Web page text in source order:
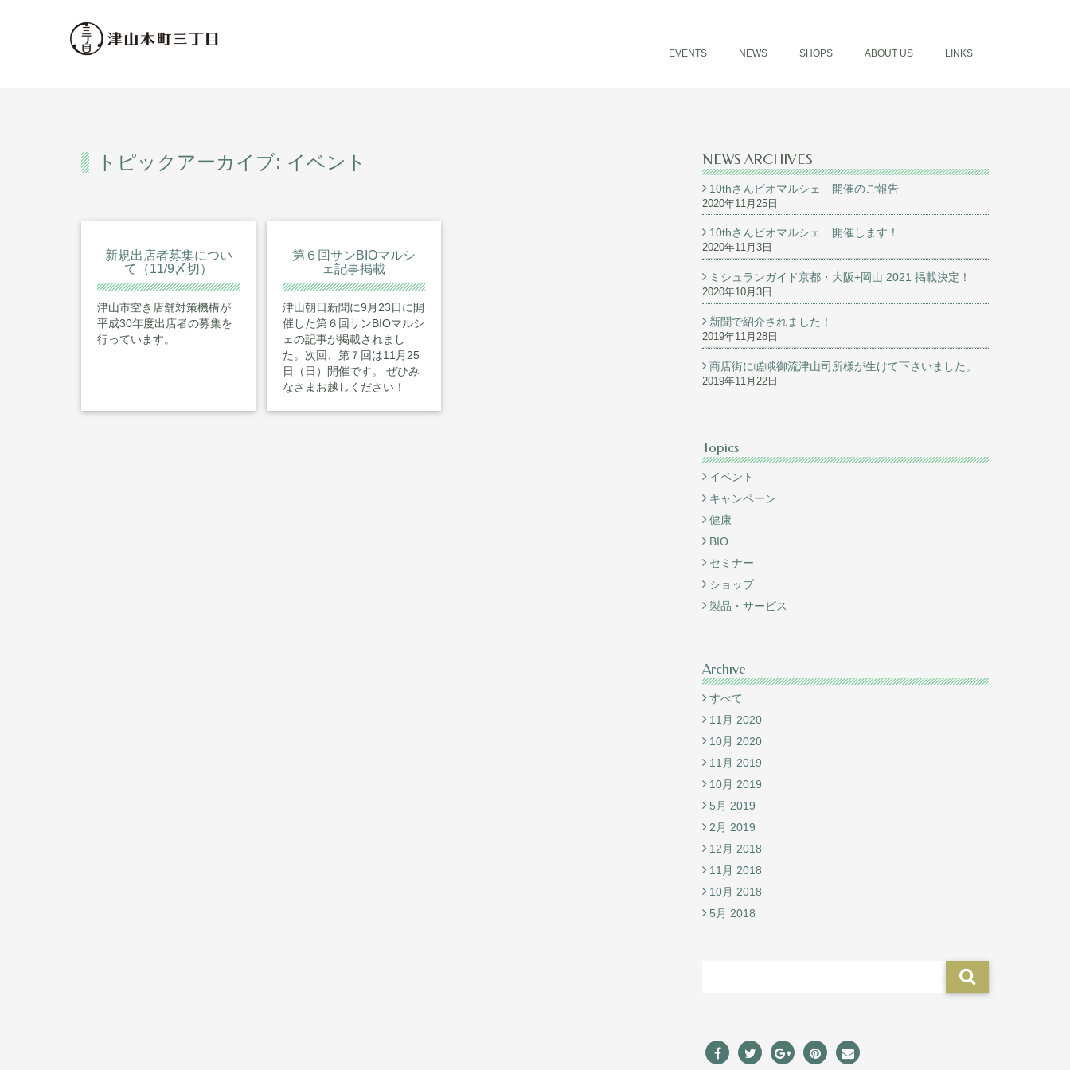
EVENTS NEWS SHOPS ABOUT US LINKS
トピックアーカイブ: イベント
新規出店者募集につい
て（11/9〆切）
津山市空き店舗対策機構が
平成30年度出店者の募集を
行っています。
第６回サンBIOマルシ
ェ記事掲載
津山朝日新聞に9月23日に開
催した第６回サンBIOマルシ
ェの記事が掲載されまし
た。次回、第７回は11月25
日（日）開催です。 ぜひみ
なさまお越しください！
NEWS ARCHIVES
10thさんビオマルシェ 開催のご報告
2020年11月25日
10thさんビオマルシェ 開催します！
2020年11月3日
ミシュランガイド京都・大阪+岡山 2021 掲載決定！
2020年10月3日
新聞で紹介されました！
2019年11月28日
商店街に嵯峨御流津山司所様が生けて下さいました。
2019年11月22日
Topics
イベント
キャンペーン
健康
BIO
セミナー
ショップ
製品・サービス
Archive
すべて
11月 2020
10月 2020
11月 2019
10月 2019
5月 2019
2月 2019
12月 2018
11月 2018
10月 2018
5月 2018